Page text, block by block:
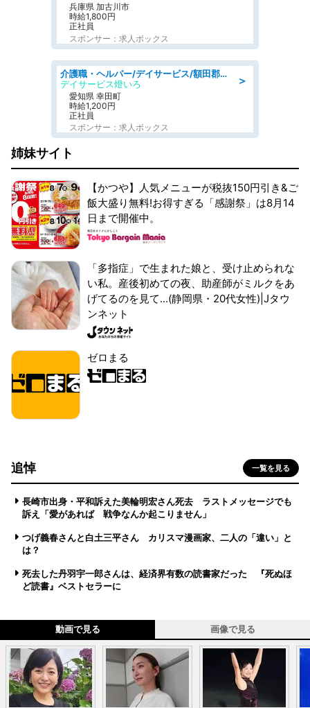
兵庫県 加古川市
時給1,800円
正社員
スポンサー：求人ボックス
＞
介護職・ヘルパー/デイサービス/額田郡幸田町/JR東海道本線 幸田/愛知県
デイサービス燈いろ
愛知県 幸田町
時給1,200円
正社員
スポンサー：求人ボックス
姉妹サイト
【かつや】人気メニューが税抜150円引き&ご
飯大盛り無料!お得すぎる「感謝祭」は8月14
日まで開催中。
「多指症」で生まれた娘と、受け止められな
い私。産後初めての夜、助産師がミルクをあ
げてるのを見て...(静岡県・20代女性)|Jタウ
ンネット
ゼロまる
追悼 一覧を見る
長崎市出身・平和訴えた美輪明宏さん死去 ラストメッセージでも
訴え「愛があれば 戦争なんか起こりません」
つげ義春さんと白土三平さん カリスマ漫画家、二人の「違い」と
は？
死去した丹羽宇一郎さんは、経済界有数の読書家だった 『死ぬほ
ど読書』ベストセラーに
動画で見る 画像で見る